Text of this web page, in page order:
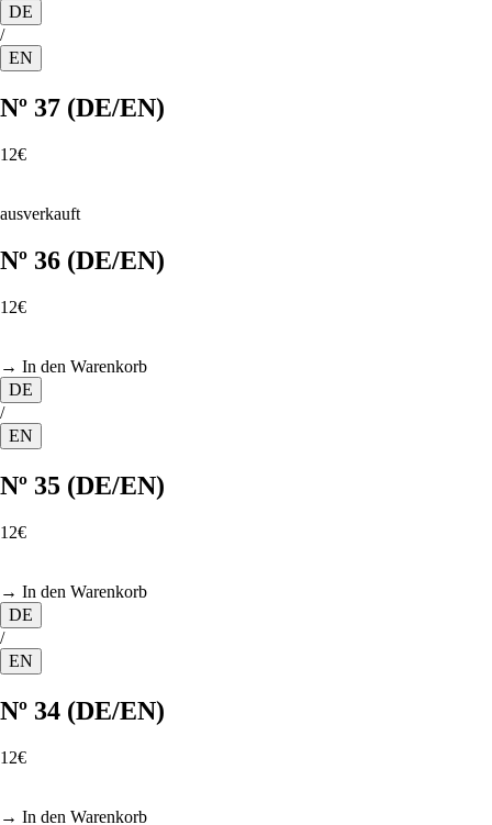
DE
/
EN
Nº 37 (DE/EN)
12€
ausverkauft
Nº 36 (DE/EN)
12€
→ In den Warenkorb
DE
/
EN
Nº 35 (DE/EN)
12€
→ In den Warenkorb
DE
/
EN
Nº 34 (DE/EN)
12€
→ In den Warenkorb